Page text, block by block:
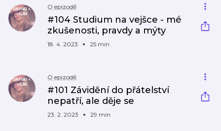
O epizodě
#104 Studium na vejšce - mé
zkušenosti, pravdy a mýty
18. 4. 2023 25 min
O epizodě
#101 Závidění do přátelství
nepatří, ale děje se
23. 2. 2023 29 min